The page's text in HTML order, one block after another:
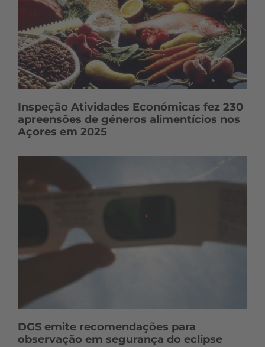
s
Inspeção Atividades Económicas fez 230
apreensões de géneros alimentícios nos
Açores em 2025
DGS emite recomendações para
observação em segurança do eclipse